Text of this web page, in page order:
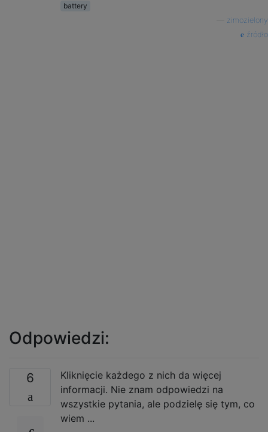
battery
zimozielony
źródło
Odpowiedzi:
6
Kliknięcie każdego z nich da więcej
informacji. Nie znam odpowiedzi na
wszystkie pytania, ale podzielę się tym, co
wiem ...